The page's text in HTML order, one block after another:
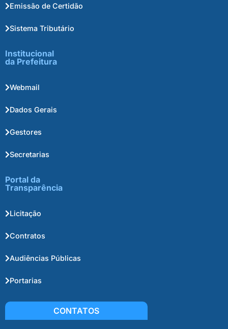
Emissão de Certidão
Sistema Tributário
Institucional
da Prefeitura
Webmail
Dados Gerais
Gestores
Secretarias
Portal da
Transparência
Licitação
Contratos
Audiências Públicas
Portarias
CONTATOS